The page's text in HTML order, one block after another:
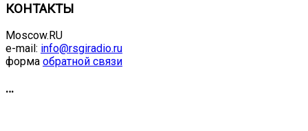
КОНТАКТЫ
Moscow.RU
e-mail: info@rsgiradio.ru
форма обратной связи
…